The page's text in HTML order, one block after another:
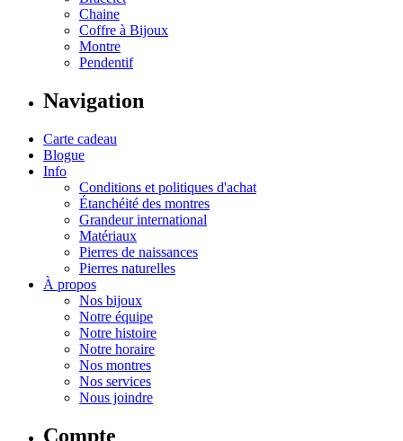
Chaine
Coffre à Bijoux
Montre
Pendentif
Navigation
Carte cadeau
Blogue
Info
Conditions et politiques d'achat
Étanchéité des montres
Grandeur international
Matériaux
Pierres de naissances
Pierres naturelles
À propos
Nos bijoux
Notre équipe
Notre histoire
Notre horaire
Nos montres
Nos services
Nous joindre
Compte